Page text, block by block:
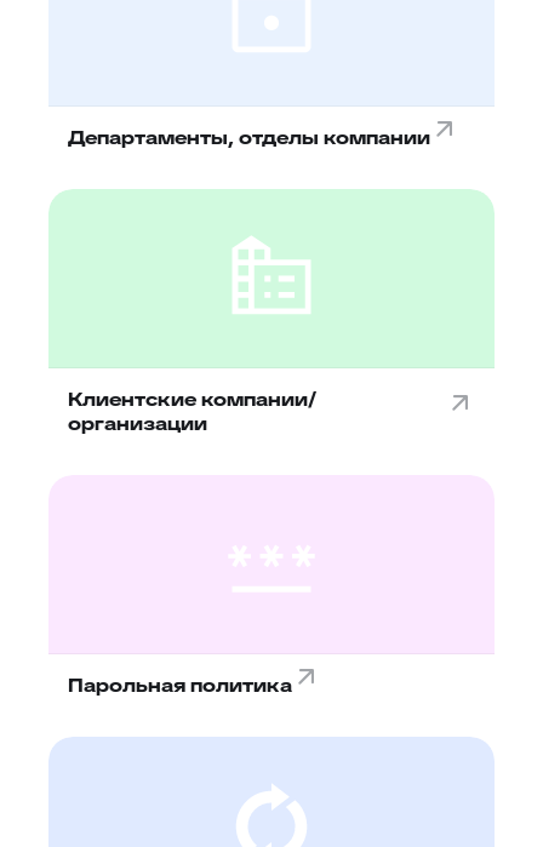
Департаменты, отделы компании
Клиентские компании/
организации
Парольная политика